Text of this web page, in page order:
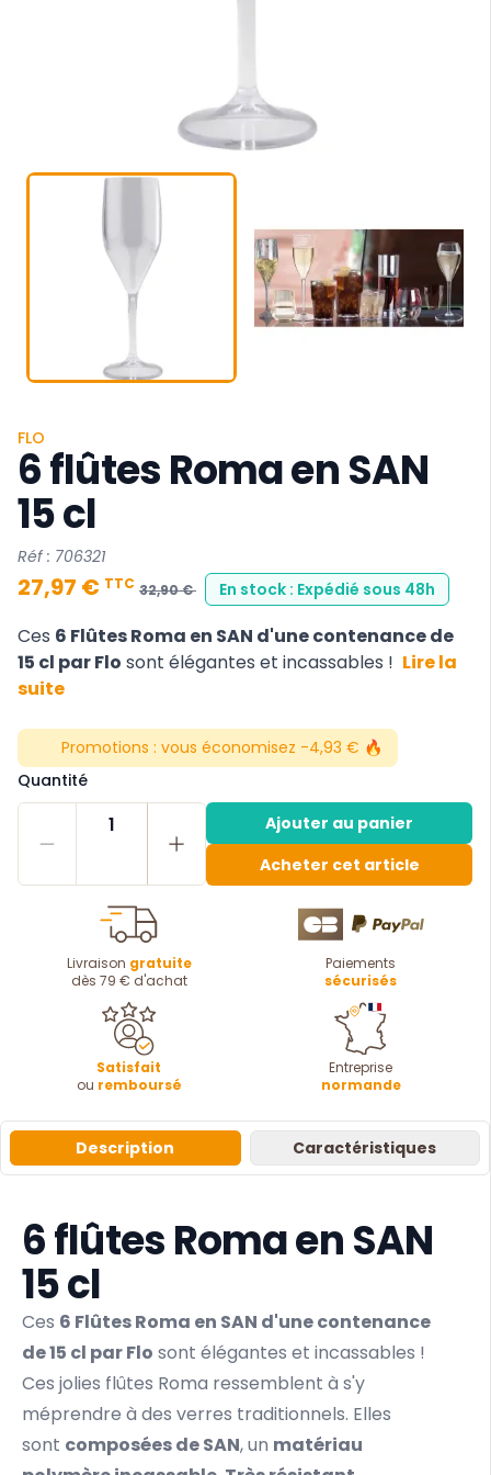
FLO
6 flûtes Roma en SAN
15 cl
Réf : 706321
27,97 € TTC 32,90 € En stock : Expédié sous 48h
Ces 6 Flûtes Roma en SAN d'une contenance de
15 cl par Flo sont élégantes et incassables ! Lire la
suite
Promotions : vous économisez -4,93 € 🔥
Quantité
1
Ajouter au panier
Acheter cet article
Livraison gratuite
dès 79 € d'achat
Paiements
sécurisés
Satisfait
ou remboursé
Entreprise
normande
Description Caractéristiques
6 flûtes Roma en SAN
15 cl
Ces 6 Flûtes Roma en SAN d'une contenance
de 15 cl par Flo sont élégantes et incassables !
Ces jolies flûtes Roma ressemblent à s'y
méprendre à des verres traditionnels. Elles
sont composées de SAN, un matériau